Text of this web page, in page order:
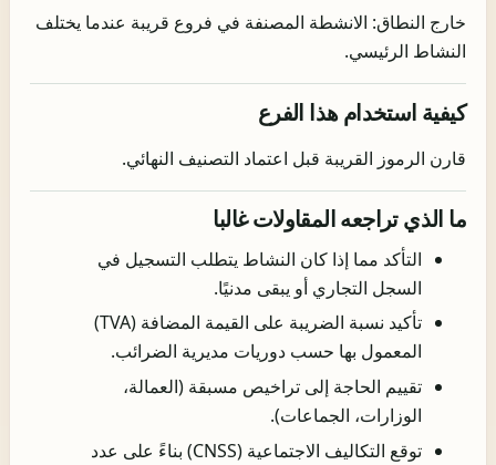
خارج النطاق: الانشطة المصنفة في فروع قريبة عندما يختلف
النشاط الرئيسي.
كيفية استخدام هذا الفرع
قارن الرموز القريبة قبل اعتماد التصنيف النهائي.
ما الذي تراجعه المقاولات غالبا
التأكد مما إذا كان النشاط يتطلب التسجيل في
السجل التجاري أو يبقى مدنيًا.
تأكيد نسبة الضريبة على القيمة المضافة (TVA)
المعمول بها حسب دوريات مديرية الضرائب.
تقييم الحاجة إلى تراخيص مسبقة (العمالة،
الوزارات، الجماعات).
توقع التكاليف الاجتماعية (CNSS) بناءً على عدد